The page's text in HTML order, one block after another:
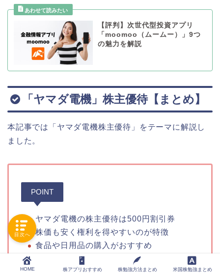
【評判】次世代型投資アプリ
「moomoo（ムームー）」9つ
の魅力を解説
「ヤマダ電機」株主優待【まとめ】
本記事では「ヤマダ電機株主優待」をテーマに解説し
ました。
POINT
ヤマダ電機の株主優待は500円割引券
株価も安く権利を得やすいのが特徴
食品や日用品の購入がおすすめ
HOME 株アプリおすすめ 株勉強方法まとめ 米国株勉強まとめ
目次へ